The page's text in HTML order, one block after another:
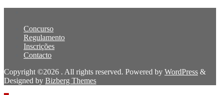
Concurso
Regulamento
Inscrições
Contacto
Copyright ©2026 . All rights reserved. Powered by WordPress &
Designed by Bizberg Themes